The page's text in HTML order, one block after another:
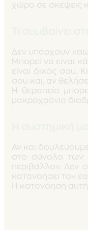
χώρο σε σκέψεις
Δεν υπάρχουν
Μπορεί να είναι
είναι δικός σου.
σου και, αν
Η θεραπεία
μακροχρόνια
Αν και
στο σύνολο των
περιβάλλον. Δεν
κατανοήσει τον
Η κατανόηση